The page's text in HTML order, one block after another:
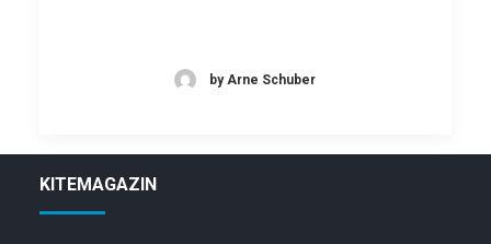
by Arne Schuber
KITEMAGAZIN